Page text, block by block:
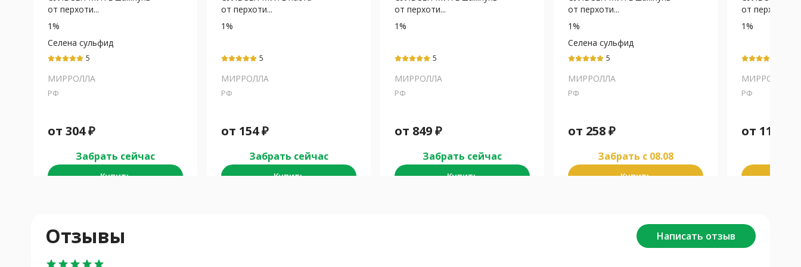
от перхоти...
1%
Селена сульфид
5
МИРРОЛЛА
РФ
от 304₽
Забрать сейчас
Купить
от перхоти...
1%
5
МИРРОЛЛА
РФ
от 154₽
Забрать сейчас
Купить
от перхоти...
1%
5
МИРРОЛЛА
РФ
от 849₽
Забрать сейчас
Купить
от перхоти...
1%
Селена сульфид
5
МИРРОЛЛА
РФ
от 258₽
Забрать c 08.08
Купить
от перхоти...
1%
МИРРОЛЛА
РФ
от 112
Отзывы Написать отзыв
star star star star star